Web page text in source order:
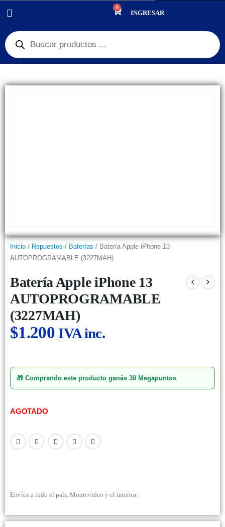
0
INGRESAR
BATERÍAS
Inicio / Repuestos / Baterías / Batería Apple iPhone 13
AUTOPROGRAMABLE (3227MAH)
Batería Apple iPhone 13
AUTOPROGRAMABLE
(3227MAH)
$1.200 IVA inc.
🎁 Comprando este producto ganás 30 Megapuntos
AGOTADO
Envíos a todo el país, Montevideo y el interior.